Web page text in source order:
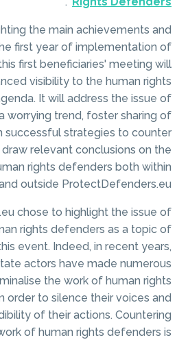
In addition to highlighting
challenges of the
ProtectDefenders.eu, this
aim at giving enhanced
defenders agenda.
criminalisation as a
experiences on
criminalisation and draw
support needed by human
and
ProtectDefenders.eu
criminalisation of human
concern throughout this
state and non-state
attempts to
defenders worldwide in order
undermine the credibility
criminalisation of the work of